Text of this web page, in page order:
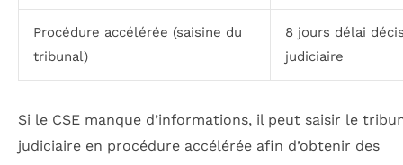
Procédure accélérée (saisine du
tribunal)
8 jours délai
judiciaire
Si le CSE manque d’informations, il peut saisir le
judiciaire en procédure accélérée afin d’obtenir des